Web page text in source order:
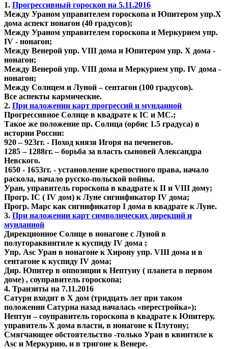
1. Прогрессивный гороскоп на 5.11.2016
Между Ураном управителем гороскопа и Юпитером упр.X
дома аспект нонагон (40 градусов);
Между Ураном управителем гороскопа и Меркурием упр.
IV - нонагон;
Между Венерой упр. VIII дома и Юпитером упр. X дома -
нонагон;
Между Венерой упр. VIII дома и Меркурием упр. IV дома -
нонагон;
Между Солнцем и Луной – сентагон (100 градусов).
Все аспекты кармические.
2. При наложении карт прогрессий и мунданной
Прогрессивное Солнце в квадрате к IC и MC.;
Такое же положение пр. Солнца (орбис 1.5 градуса) в
истории России:
920 – 923гг. - Поход князя Игоря на печенегов.
1285 – 1288гг. – борьба за власть сыновей Александра
Невского.
1650 - 1653гг. - установление крепостного права, начало
раскола, начало русско-польской войны.
Уран, управитель гороскопа в квадрате к II и VIII дому;
Прогр. IC ( IV дом) к Луне сигнификатор IV дома;
Прогр. Марс как сигнификатор I дома в квадрате к Луне.
3. При наложении карт символических дирекций и
мунданной
Дирекционное Солнце в нонагоне с Луной в
полутораквинтиле к куспиду IV дома ;
Упр. Asc Уран в нонагоне к Хирону упр. VIII дома и в
сентагоне к куспиду IV дома;
Дир. Юпитер в оппозиции к Нептуну ( планета в первом
доме) , соуправитель гороскопа;
4. Транзиты на 7.11.2016
Сатурн входит в X дом (тридцать лет при таком
положении Сатурна назад началась «перестройка»);
Нептун – соуправитель гороскопа в квадрате к Юпитеру,
управитель Х дома власти, в нонагоне к Плутону;
Смягчающее обстоятельство -только Уран в квинтиле к
Asc и Меркурию, и в тригоне к Венере.